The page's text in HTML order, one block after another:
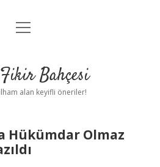
Anasayfa
Yasal Uyarı
menüyü
Bahçesi
alan keyifli öneriler!
Hükümdar Olmaz